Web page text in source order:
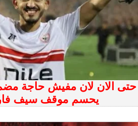
حتى الان لان مفيش حاجة
يحسم موقف سيف